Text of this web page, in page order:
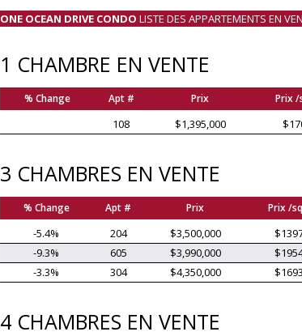
ONE OCEAN DRIVE CONDO LISTE DES APPARTEMENTS EN
1 CHAMBRE EN VENTE
% Change Apt # Prix Prix
108 $1,395,000
3 CHAMBRES EN VENTE
% Change Apt # Prix Prix /
-5.4% 204 $3,500,000
-9.3%
605 $3,990,000
-3.3%
304 $4,350,000 $1693
4 CHAMBRES EN VENTE